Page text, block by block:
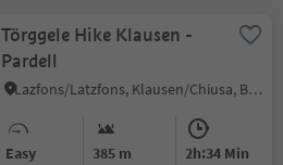
Törggele Hike Klausen -
Pardell
Lazfons/Latzfons, Klausen/Chiusa, Brixen/Bressanone and environs
Easy 385 m 2h:34 Min